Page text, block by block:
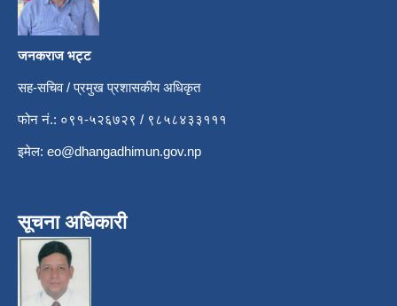
जनकराज भट्ट
सह-सचिव / प्रमुख प्रशासकीय अधिकृत
फोन नं.: ०९१-५२६७२९ / ९८५८४३३१११
इमेल: eo@dhangadhimun.gov.np
सूचना अधिकारी